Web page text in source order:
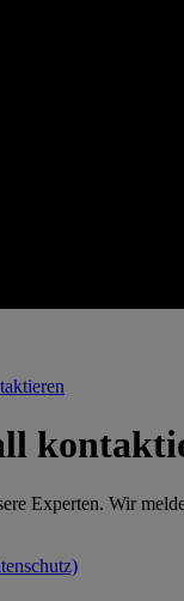
Experten. Wir